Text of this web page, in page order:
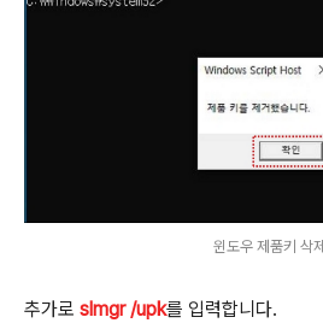
윈도우 제품키 삭제
추가로 slmgr /upk를 입력합니다.